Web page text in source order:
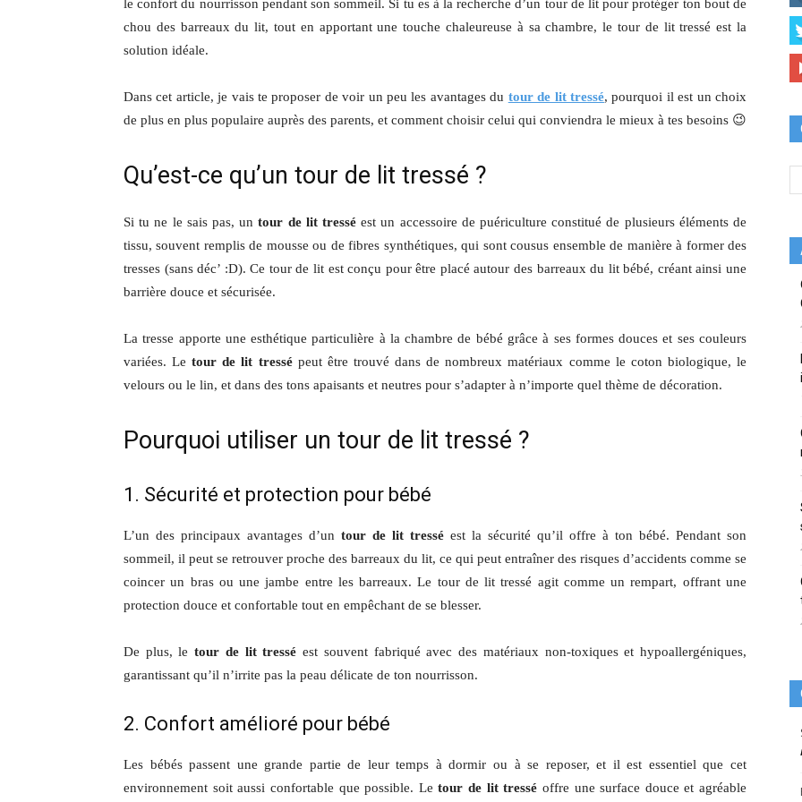
le confort du nourrisson pendant son sommeil. Si tu es à la recherche d’un tour de lit pour protéger ton bout de
chou des barreaux du lit, tout en apportant une touche chaleureuse à sa chambre, le tour de lit tressé est la
solution idéale.
Dans cet article, je vais te proposer de voir un peu les avantages du tour de lit tressé, pourquoi il est un choix
de plus en plus populaire auprès des parents, et comment choisir celui qui conviendra le mieux à tes besoins 😉
Qu’est-ce qu’un tour de lit tressé ?
Si tu ne le sais pas, untour de lit tressé est un accessoire de puériculture constitué de plusieurs éléments de
tissu, souvent remplis de mousse ou de fibres synthétiques, qui sont cousus ensemble de manière à former des
tresses (sans déc’ :D). Ce tour de lit est conçu pour être placé autour des barreaux du lit bébé, créant ainsi une
barrière douce et sécurisée.
La tresse apporte une esthétique particulière à la chambre de bébé grâce à ses formes douces et ses couleurs
variées. Letour de lit tressépeut être trouvé dans de nombreux matériaux comme le coton biologique, le
velours ou le lin, et dans des tons apaisants et neutres pour s’adapter à n’importe quel thème de décoration.
Pourquoi utiliser un tour de lit tressé ?
1. Sécurité et protection pour bébé
L’un des principaux avantages d’un tour de lit tressé est la sécurité qu’il offre à ton bébé. Pendant son
sommeil, il peut se retrouver proche des barreaux du lit, ce qui peut entraîner des risques d’accidents comme se
coincer un bras ou une jambe entre les barreaux. Le tour de lit tressé agit comme un rempart, offrant une
protection douce et confortable tout en empêchant de se blesser.
De plus, letour de lit tressé est souvent fabriqué avec des matériaux non-toxiques et hypoallergéniques,
garantissant qu’il n’irrite pas la peau délicate de ton nourrisson.
2. Confort amélioré pour bébé
Les bébés passent une grande partie de leur temps à dormir ou à se reposer, et il est essentiel que cet
environnement soit aussi confortable que possible. Letour de lit tressé offre une surface douce et agréable